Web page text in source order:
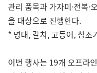
관리 품목과 가자미·전복·
을 대상으로 진행한다.
* 명태, 갈치, 고등어, 참조
이번 행사는 19개 오프라